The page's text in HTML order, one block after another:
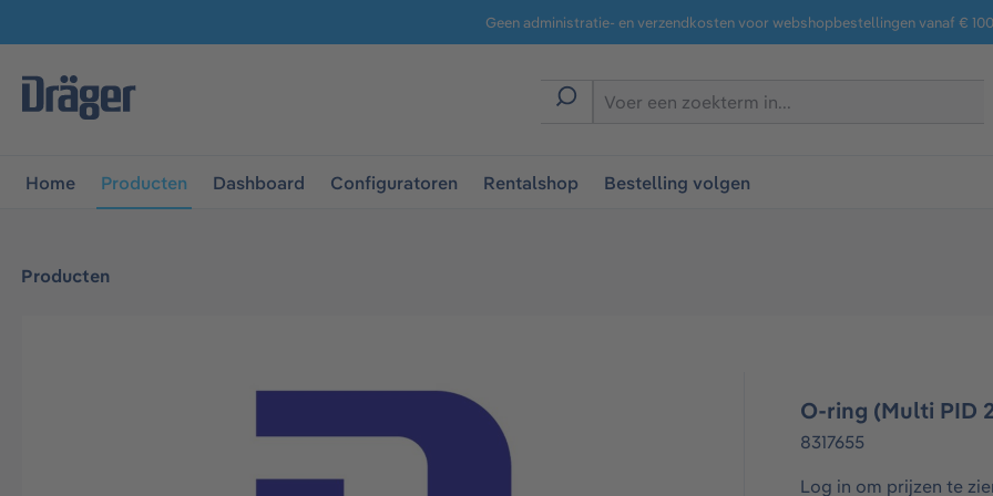
Ga naar navigatie B2B-platformGeen administratie- en verzendkosten voor webshopbestellingen vanaf €
Home Producten Dashboard Configuratoren Rentalshop Bestelling volgen
Producten
O-ring (Multi PID
8317655
Log in om prijzen te